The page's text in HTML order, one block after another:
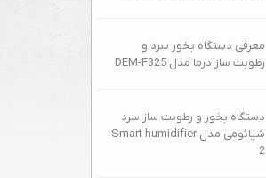
معرفی دستگاه بخور سرد و
رطوبت ساز درما مدل DEM-F325
دستگاه بخور و رطوبت ساز سرد
شیائومی مدل Smart humidifier
2